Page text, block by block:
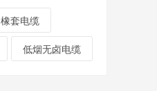
橡套电缆
低烟无卤电缆